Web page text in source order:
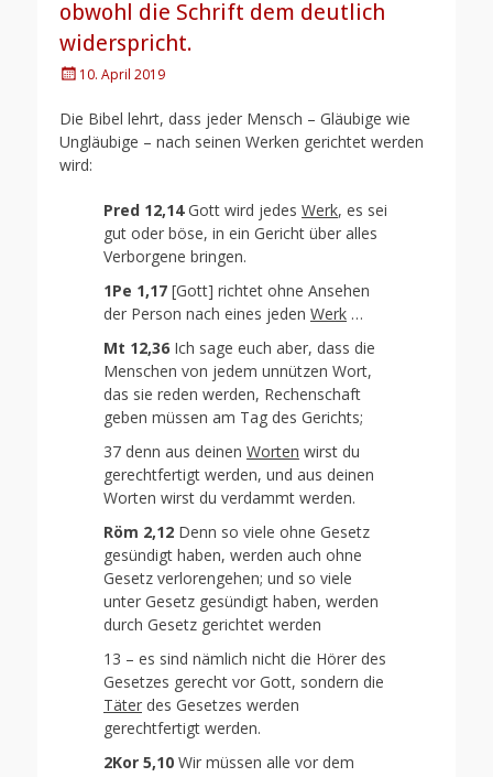
obwohl die Schrift dem deutlich
widerspricht.
Posted10. April 2019
Die Bibel lehrt, dass jeder Mensch – Gläubige wie
Ungläubige – nach seinen Werken gerichtet werden
wird:
Pred 12,14Gott wird jedes Werk, es sei
gut oder böse, in ein Gericht über alles
Verborgene bringen.
1Pe 1,17 [Gott] richtet ohne Ansehen
der Person nach eines jeden Werk …
Mt 12,36 Ich sage euch aber, dass die
Menschen von jedem unnützen Wort,
das sie reden werden, Rechenschaft
geben müssen am Tag des Gerichts;
37 denn aus deinen Worten wirst du
gerechtfertigt werden, und aus deinen
Worten wirst du verdammt werden.
Röm 2,12 Denn so viele ohne Gesetz
gesündigt haben, werden auch ohne
Gesetz verlorengehen; und so viele
unter Gesetz gesündigt haben, werden
durch Gesetz gerichtet werden
13 – es sind nämlich nicht die Hörer des
Gesetzes gerecht vor Gott, sondern die
Täter des Gesetzes werden
gerechtfertigt werden.
2Kor 5,10 Wir müssen alle vor dem